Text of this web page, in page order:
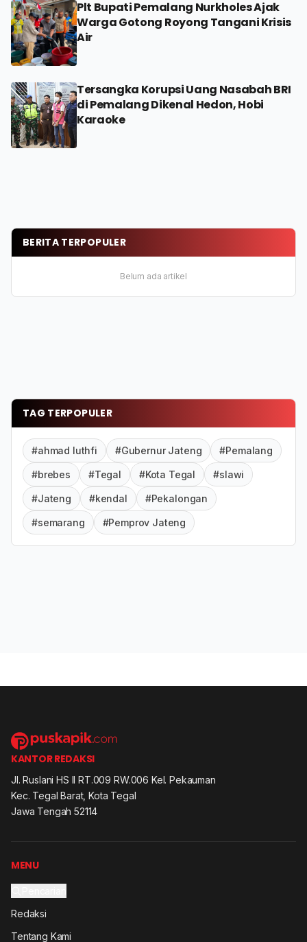
Plt Bupati Pemalang Nurkholes Ajak
Warga Gotong Royong Tangani Krisis
Air
Tersangka Korupsi Uang Nasabah BRI
di Pemalang Dikenal Hedon, Hobi
Karaoke
BERITA TERPOPULER
Belum ada artikel
TAG TERPOPULER
#ahmad luthfi #Gubernur Jateng #Pemalang
#brebes #Tegal #Kota Tegal #slawi
#Jateng #kendal #Pekalongan
#semarang #Pemprov Jateng
KANTOR REDAKSI
Jl. Ruslani HS II RT.009 RW.006 Kel. Pekauman
Kec. Tegal Barat, Kota Tegal
Jawa Tengah 52114
MENU
Redaksi
Tentang Kami